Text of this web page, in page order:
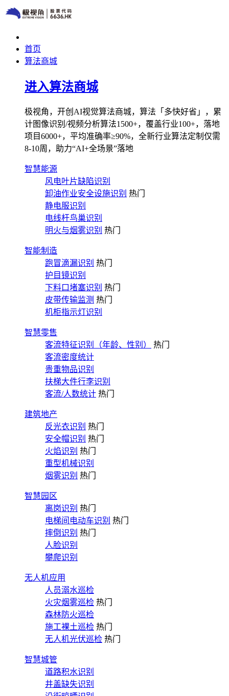
首页
算法商城
进入算法商城
极视角，开创AI视觉算法商城，算法「多快好省」，累
计图像识别/视频分析算法1500+，覆盖行业100+，落地
项目6000+，平均准确率≥90%，全新行业算法定制仅需
8-10周，助力“AI+全场景”落地
智慧能源
风电叶片缺陷识别
卸油作业安全设施识别 热门
静电服识别
电线杆鸟巢识别
明火与烟雾识别 热门
智能制造
跑冒滴漏识别 热门
护目镜识别
下料口堵塞识别 热门
皮带传输监测 热门
机柜指示灯识别
智慧零售
客流特征识别（年龄、性别）
热门
客流密度统计
贵重物品识别
扶梯大件行李识别
客流/人数统计 热门
建筑地产
反光衣识别 热门
安全帽识别 热门
火焰识别 热门
重型机械识别
烟雾识别 热门
智慧园区
离岗识别 热门
电梯间电动车识别 热门
摔倒识别 热门
人脸识别
攀爬识别
无人机应用
人员溺水巡检
火灾烟雾巡检 热门
森林防火巡检
施工裸土巡检 热门
无人机光伏巡检 热门
智慧城管
道路积水识别
井盖缺失识别